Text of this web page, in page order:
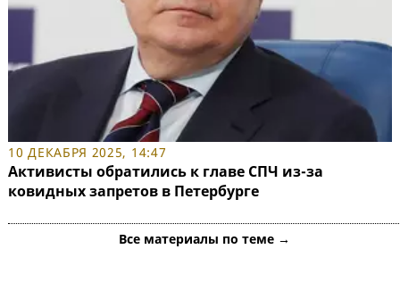
10 ДЕКАБРЯ 2025, 14:47
Активисты обратились к главе СПЧ из-за
ковидных запретов в Петербурге
Все материалы по теме →